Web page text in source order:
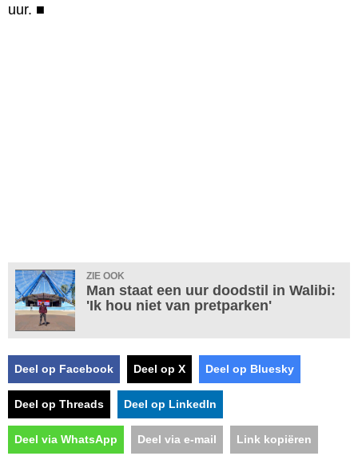
uur. ■
ZIE OOK
Man staat een uur doodstil in Walibi:
'Ik hou niet van pretparken'
Deel op Facebook Deel op X Deel op Bluesky
Deel op Threads Deel op LinkedIn
Deel via WhatsApp Deel via e-mail Link kopiëren